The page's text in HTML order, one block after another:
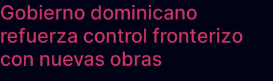
Gobierno dominicano
refuerza control fronterizo
con nuevas obras